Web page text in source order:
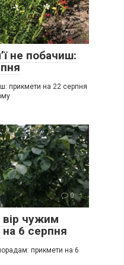
0
не побачиш:
прикмети на 22 серпня
0
вір чужим
6 серпня
прикмети на 6